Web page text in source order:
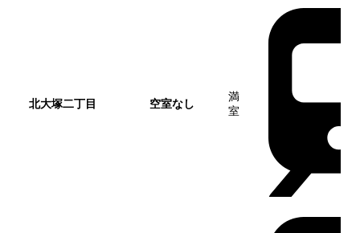
北大塚二丁目 空室なし
満
室